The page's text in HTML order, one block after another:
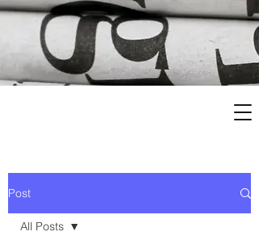
Post
All Posts